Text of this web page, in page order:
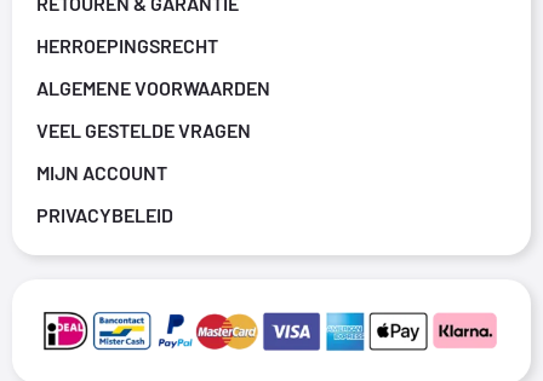
HERROEPINGSRECHT
ALGEMENE VOORWAARDEN
VEEL GESTELDE VRAGEN
MIJN ACCOUNT
PRIVACYBELEID